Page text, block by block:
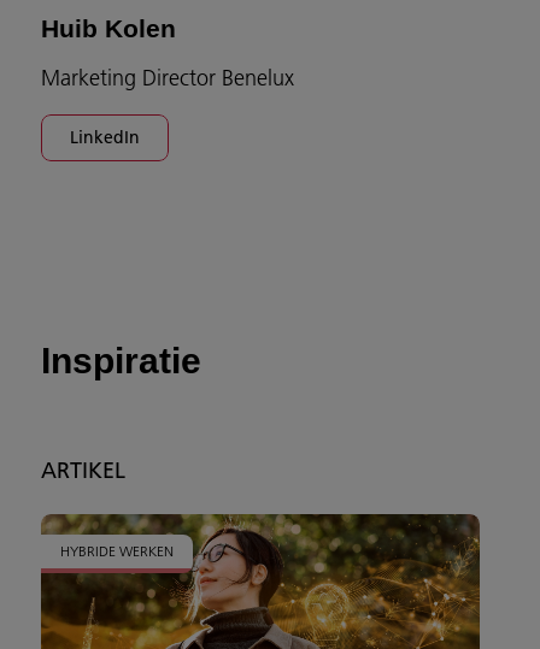
Huib Kolen
Marketing Director Benelux
LinkedIn
Inspiratie
ARTIKEL
HYBRIDE WERKEN